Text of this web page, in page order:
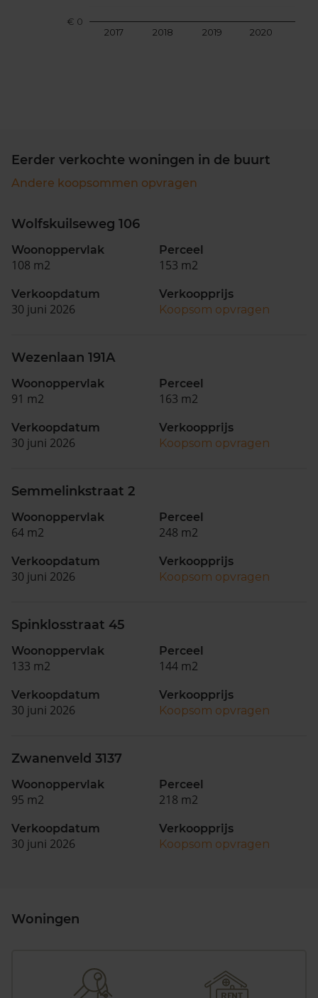
2017 2018 2019 2020
€ 0
Eerder verkochte woningen in de buurt
Andere koopsommen opvragen
Wolfskuilseweg 106
Woonoppervlak
108 m2
Perceel
153 m2
Verkoopdatum
30 juni 2026
Verkoopprijs
Koopsom opvragen
Wezenlaan 191A
Woonoppervlak
91 m2
Perceel
163 m2
Verkoopdatum
30 juni 2026
Verkoopprijs
Koopsom opvragen
Semmelinkstraat 2
Woonoppervlak
64 m2
Perceel
248 m2
Verkoopdatum
30 juni 2026
Verkoopprijs
Koopsom opvragen
Spinklosstraat 45
Woonoppervlak
133 m2
Perceel
144 m2
Verkoopdatum
30 juni 2026
Verkoopprijs
Koopsom opvragen
Zwanenveld 3137
Woonoppervlak
95 m2
Perceel
218 m2
Verkoopdatum
30 juni 2026
Verkoopprijs
Koopsom opvragen
Woningen